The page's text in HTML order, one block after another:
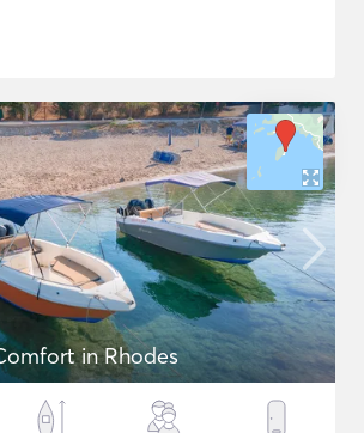
in Rhodes